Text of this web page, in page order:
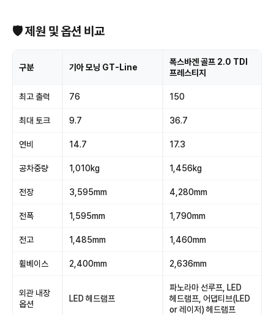
🛡 제원 및 옵션 비교
구분 기아 모닝 GT-Line
폭스바겐 골프 2.0 TDI
프레스티지
최고 출력 76 150
최대 토크 9.7 36.7
연비 14.7 17.3
공차중량 1,010kg 1,456kg
전장 3,595mm 4,280mm
전폭 1,595mm 1,790mm
전고 1,485mm 1,460mm
휠베이스 2,400mm 2,636mm
외관 내장
옵션
LED 헤드램프
파노라마 선루프, LED
헤드램프, 어댑티브(LED
or 레이저) 헤드램프